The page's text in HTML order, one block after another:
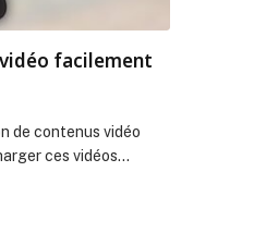
facilement
de contenus vidéo
ces vidéos…